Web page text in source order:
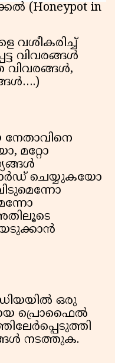
(Honeypot in
വശീകരിച്ച്
വിവരങ്ങൾ
വിവരങ്ങൾ,
മറ്റോ
ചെയ്യുകയോ
ഒരു
പ്രൊഫൈൽ
നടത്തുക.